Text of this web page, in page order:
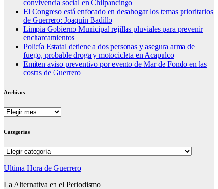
convivencia social en Chilpancingo
El Congreso está enfocado en desahogar los temas prioritarios
de Guerrero: Joaquín Badillo
Limpia Gobierno Municipal rejillas pluviales para prevenir
encharcamientos
Policía Estatal detiene a dos personas y asegura arma de
fuego, probable droga y motocicleta en Acapulco
Emiten aviso preventivo por evento de Mar de Fondo en las
costas de Guerrero
Archivos
Archivos
Categorías
Categorías
Ultima Hora de Guerrero
La Alternativa en el Periodismo